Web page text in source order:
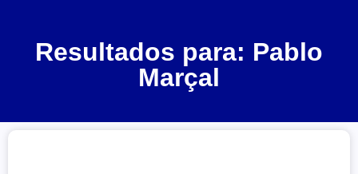
Resultados para: Pablo
Marçal